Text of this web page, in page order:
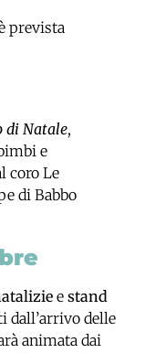
prevista
di Natale,
e
coro Le
di Babbo
e stand
dall’arrivo delle
animata dai